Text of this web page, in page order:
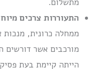
התעוררות צרכים
ממחלה כרונית, מנכות
מורכבים אשר דורשים
הייתה קיימת בעת